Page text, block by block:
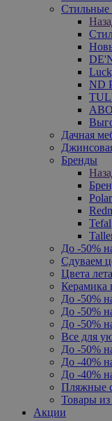
Стильные
ND
Дачная
Бренды
Tefal
До -50%
Сдуваем
Цвета лета
Керамика
До -50%
До -50%
До -50%
Все для
До -50%
До -40%
До -40%
Пляжные
Товары из
Акции